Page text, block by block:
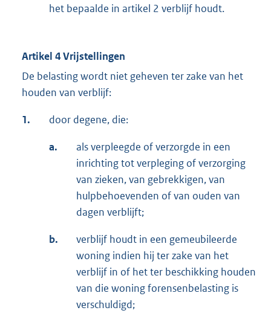
het bepaalde in artikel 2 verblijf houdt.
Artikel 4 Vrijstellingen
De belasting wordt niet geheven ter zake van het
houden van verblijf:
1. door degene, die:
a.
als verpleegde of verzorgde in een
inrichting tot verpleging of verzorging
van zieken, van gebrekkigen, van
hulpbehoevenden of van ouden van
dagen verblijft;
b.
verblijf houdt in een gemeubileerde
woning indien hij ter zake van het
verblijf in of het ter beschikking houden
van die woning forensenbelasting is
verschuldigd;